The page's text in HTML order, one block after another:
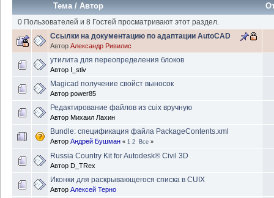
Тема /Автор
0 Пользователей и 8 Гостей просматривают этот раздел.
Ссылки на документацию по адаптации AutoCAD
Автор Александр Ривилис
утилита для переопределения блоков
Автор I_stiv
Magicad получение свойст выносок
Автор power85
Редактирование файлов из cuix вручную
Автор Михаил Лахин
Bundle: спецификация файла PackageContents.xml
Автор Андрей Бушман « 1 2 Все »
Russia Country Kit for Autodesk® Civil 3D
Автор D_TRex
Иконки для раскрывающегося списка в CUIX
Автор Алексей Терно